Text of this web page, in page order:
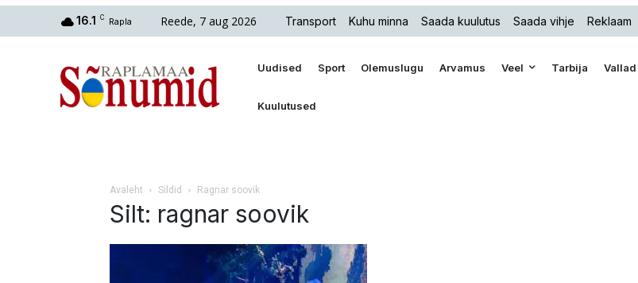
16.1 C Rapla Reede, 7 aug 2026 Transport Kuhu minna Saada kuulutus Saada vihje Reklaam
Uudised Sport Olemuslugu Arvamus Veel Tarbija Vallad
Kuulutused
Avaleht Sildid Ragnar soovik
Silt: ragnar soovik